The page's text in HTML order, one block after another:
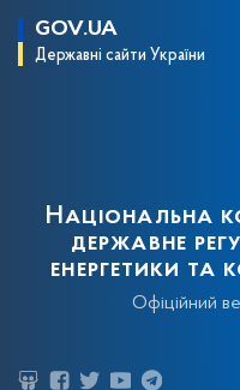
GOV.UA
Державні сайти України
Національна
державне
енергетики та
Офіційний